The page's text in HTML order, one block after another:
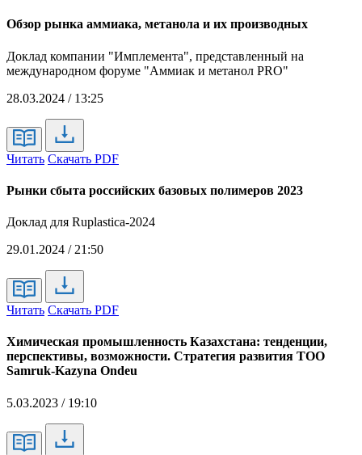
Обзор рынка аммиака, метанола и их производных
Доклад компании "Имплемента", представленный на
международном форуме "Аммиак и метанол PRO"
28.03.2024 / 13:25
Читать Скачать PDF
Рынки сбыта российских базовых полимеров 2023
Доклад для Ruplastica-2024
29.01.2024 / 21:50
Читать Скачать PDF
Химическая промышленность Казахстана: тенденции,
перспективы, возможности. Стратегия развития ТОО
Samruk-Kazyna Ondeu
5.03.2023 / 19:10